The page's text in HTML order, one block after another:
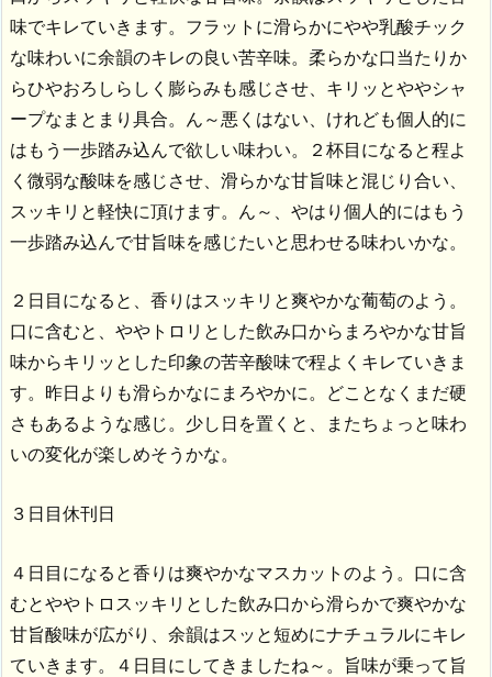
味でキレていきます。フラットに滑らかにやや乳酸チック
な味わいに余韻のキレの良い苦辛味。柔らかな口当たりか
らひやおろしらしく膨らみも感じさせ、キリッとややシャ
ープなまとまり具合。ん～悪くはない、けれども個人的に
はもう一歩踏み込んで欲しい味わい。２杯目になると程よ
く微弱な酸味を感じさせ、滑らかな甘旨味と混じり合い、
スッキリと軽快に頂けます。ん～、やはり個人的にはもう
一歩踏み込んで甘旨味を感じたいと思わせる味わいかな。
２日目になると、香りはスッキリと爽やかな葡萄のよう。
口に含むと、ややトロリとした飲み口からまろやかな甘旨
味からキリッとした印象の苦辛酸味で程よくキレていきま
す。昨日よりも滑らかなにまろやかに。どことなくまだ硬
さもあるような感じ。少し日を置くと、またちょっと味わ
いの変化が楽しめそうかな。
３日目休刊日
４日目になると香りは爽やかなマスカットのよう。口に含
むとややトロスッキリとした飲み口から滑らかで爽やかな
甘旨酸味が広がり、余韻はスッと短めにナチュラルにキレ
ていきます。４日目にしてきましたね～。旨味が乗って旨